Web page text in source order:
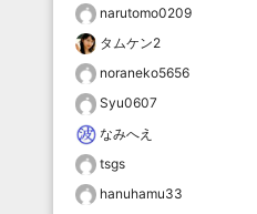
narutomo0209
タムケン2
noraneko5656
Syu0607
なみへえ
tsgs
hanuhamu33